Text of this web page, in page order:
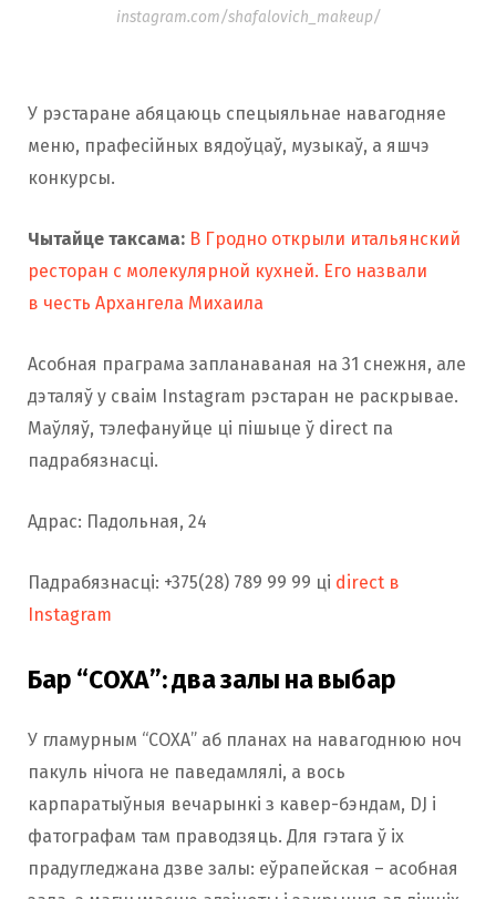
instagram.com/shafalovich_makeup/
У рэстаране абяцаюць спецыяльнае навагодняе
меню, прафесійных вядоўцаў, музыкаў, а яшчэ
конкурсы.
Чытайце таксама: В Гродно открыли итальянский
ресторан с молекулярной кухней. Его назвали
в честь Архангела Михаила
Асобная праграма запланаваная на 31 снежня, але
дэталяў у сваім Instagram рэстаран не раскрывае.
Маўляў, тэлефануйце ці пішыце ў direct па
падрабязнасці.
Адрас: Падольная, 24
Падрабязнасці: +375(28) 789 99 99 ці direct в
Instagram
Бар “СОХА”: два залы на выбар
У гламурным “СОХА” аб планах на навагоднюю ноч
пакуль нічога не паведамлялі, а вось
карпаратыўныя вечарынкі з кавер-бэндам, DJ і
фатографам там праводзяць. Для гэтага ў іх
прадугледжана дзве залы: еўрапейская – асобная